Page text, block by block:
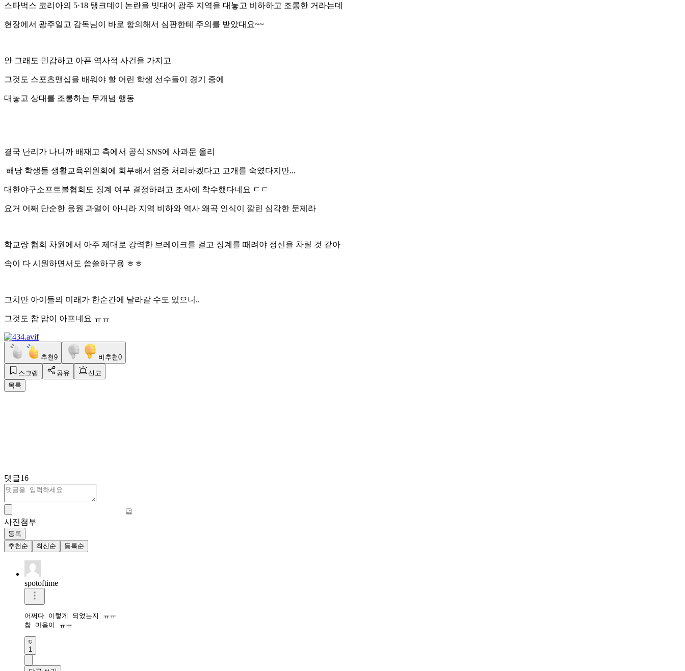
스타벅스 코리아의 5·18 탱크데이 논란을 빗대어 광주 지역을 대놓고 비하하고 조롱한 거라는데
현장에서 광주일고 감독님이 바로 항의해서 심판한테 주의를 받았대요~~
안 그래도 민감하고 아픈 역사적 사건을 가지고
그것도 스포츠맨십을 배워야 할 어린 학생 선수들이 경기 중에
대놓고 상대를 조롱하는 무개념 행동
결국 난리가 나니까 배재고 측에서 공식 SNS에 사과문 올리
해당 학생들 생활교육위원회에 회부해서 엄중 처리하겠다고 고개를 숙였다지만...
대한야구소프트볼협회도 징계 여부 결정하려고 조사에 착수했다네요 ㄷㄷ
요거 어째 단순한 응원 과열이 아니라 지역 비하와 역사 왜곡 인식이 깔린 심각한 문제라
학교랑 협회 차원에서 아주 제대로 강력한 브레이크를 걸고 징계를 때려야 정신을 차릴 것 같아
속이 다 시원하면서도 씁쓸하구용 ㅎㅎ
그치만 아이들의 미래가 한순간에 날라갈 수도 있으니..
그것도 참 맘이 아프네요 ㅠㅠ
추천9 비추천0
스크랩 공유
신고
목록
댓글16
사진첨부
등록
추천순
최신순 등록순
spotoftime
어쩌다 이렇게 되었는지 ㅠㅠ
참 마음이 ㅠㅠ
1